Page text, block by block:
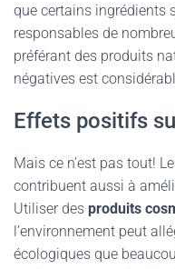
que certains ingrédients
responsables de
préférant des produits
négatives est
Effets positifs
Mais ce n’est pas tout!
contribuent aussi à
Utiliser des produits
l’environnement peut
écologiques que